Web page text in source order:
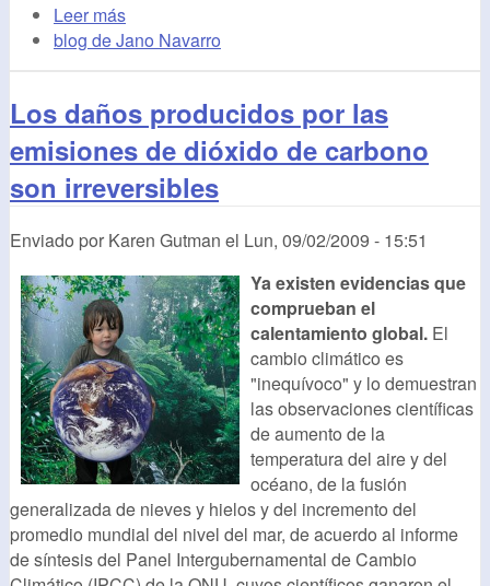
Leer más
blog de Jano Navarro
Los daños producidos por las
emisiones de dióxido de carbono
son irreversibles
Enviado por Karen Gutman el Lun, 09/02/2009 - 15:51
Ya existen evidencias que
comprueban el
calentamiento global. El
cambio climático es
"inequívoco" y lo demuestran
las observaciones científicas
de aumento de la
temperatura del aire y del
océano, de la fusión
generalizada de nieves y hielos y del incremento del
promedio mundial del nivel del mar, de acuerdo al informe
de síntesis del Panel Intergubernamental de Cambio